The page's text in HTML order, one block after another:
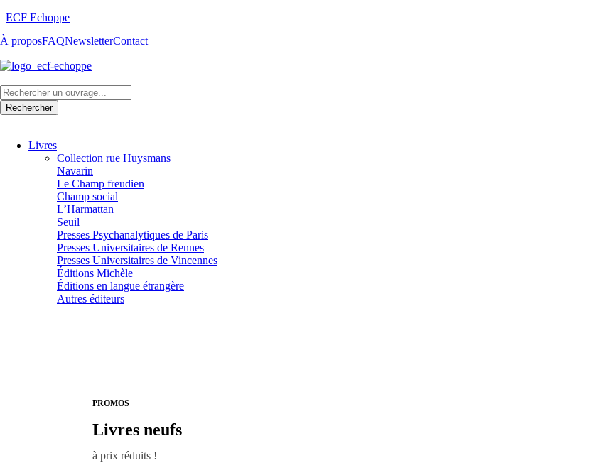
ECF Echoppe
À proposFAQNewsletterContact
Livres
Collection rue Huysmans
Navarin
Le Champ freudien
Champ social
L’Harmattan
Seuil
Presses Psychanalytiques de Paris
Presses Universitaires de Rennes
Presses Universitaires de Vincennes
Éditions Michèle
Éditions en langue étrangère
Autres éditeurs
PROMOS
Livres neufs
à prix réduits !